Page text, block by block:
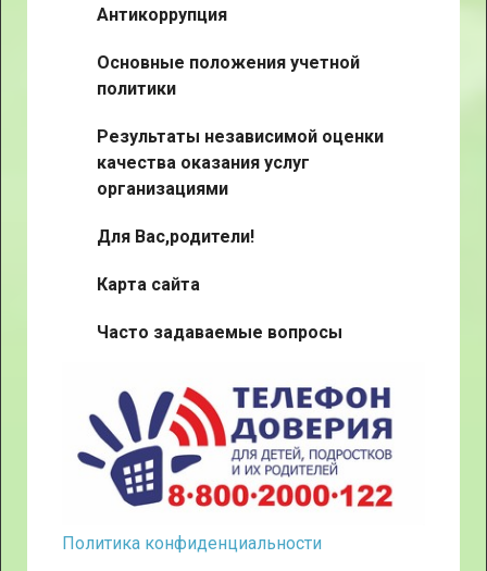
Антикоррупция
Основные положения учетной
политики
Результаты независимой оценки
качества оказания услуг
организациями
Для Вас,родители!
Карта сайта
Часто задаваемые вопросы
Политика конфиденциальности